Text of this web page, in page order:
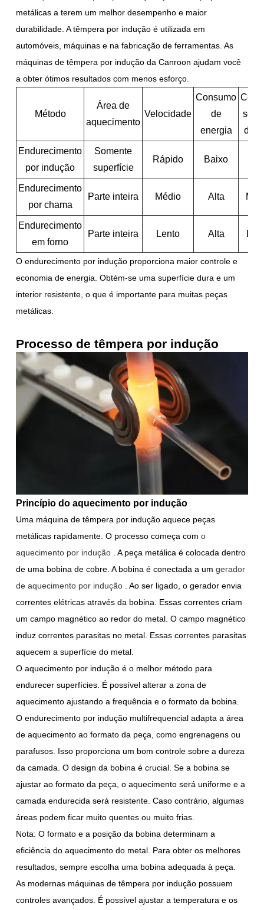
metálicas a terem um melhor desempenho e maior
durabilidade. A têmpera por indução é utilizada em
automóveis, máquinas e na fabricação de ferramentas. As
máquinas de têmpera por indução da Canroon ajudam você
a obter ótimos resultados com menos esforço.
Método
Área de
aquecimento
Velocidade
Consumo
de
energia
Endurecimento
por indução
Somente
superfície
Rápido Baixo
Endurecimento
por chama
Parte inteira Médio Alta
Endurecimento
em forno
Parte inteira Lento Alta
O endurecimento por indução proporciona maior controle e
economia de energia. Obtém-se uma superfície dura e um
interior resistente, o que é importante para muitas peças
metálicas.
Processo de têmpera por indução
Princípio do aquecimento por indução
Uma máquina de têmpera por indução aquece peças
metálicas rapidamente. O processo começa como
aquecimento por indução . A peça metálica é colocada dentro
de uma bobina de cobre. A bobina é conectada a umgerador
de aquecimento por indução . Ao ser ligado, o gerador envia
correntes elétricas através da bobina. Essas correntes criam
um campo magnético ao redor do metal. O campo magnético
induz correntes parasitas no metal. Essas correntes parasitas
aquecem a superfície do metal.
O aquecimento por indução é o melhor método para
endurecer superfícies. É possível alterar a zona de
aquecimento ajustando a frequência e o formato da bobina.
O endurecimento por indução multifrequencial adapta a área
de aquecimento ao formato da peça, como engrenagens ou
parafusos. Isso proporciona um bom controle sobre a dureza
da camada. O design da bobina é crucial. Se a bobina se
ajustar ao formato da peça, o aquecimento será uniforme e a
camada endurecida será resistente. Caso contrário, algumas
áreas podem ficar muito quentes ou muito frias.
Nota: O formato e a posição da bobina determinam a
eficiência do aquecimento do metal. Para obter os melhores
resultados, sempre escolha uma bobina adequada à peça.
As modernas máquinas de têmpera por indução possuem
controles avançados. É possível ajustar a temperatura e os